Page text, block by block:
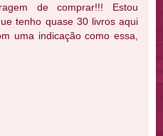
de comprar!!! Estou
tenho quase 30 livros aqui
uma indicação como essa,